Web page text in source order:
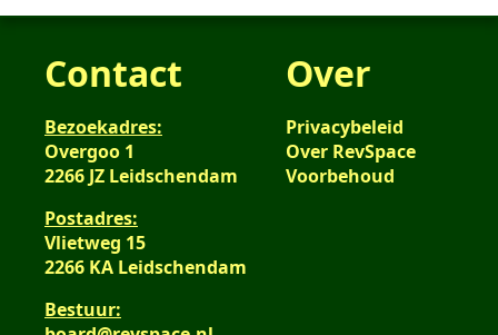
Contact
Bezoekadres:
Overgoo 1
2266 JZ Leidschendam
Postadres:
Vlietweg 15
2266 KA Leidschendam
Bestuur:
Over
Privacybeleid
Over RevSpace
Voorbehoud